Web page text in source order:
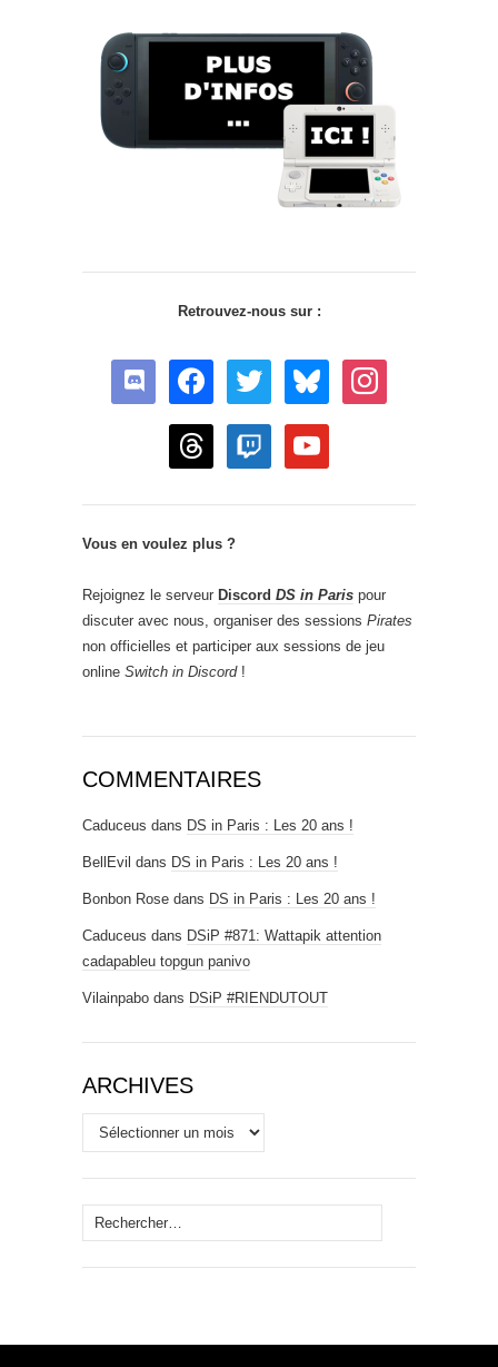
Retrouvez-nous sur :
discord facebook twitter bluesky instagram
threads twitch youtube
Vous en voulez plus ?
Rejoignez le serveur Discord DS in Paris pour
discuter avec nous, organiser des sessions Pirates
non officielles et participer aux sessions de jeu
online Switch in Discord!
COMMENTAIRES
Caduceus dans DS in Paris : Les 20 ans !
BellEvil dans DS in Paris : Les 20 ans !
Bonbon Rose dans DS in Paris : Les 20 ans !
Caduceus dans DSiP #871: Wattapik attention
cadapableu topgun panivo
Vilainpabo dans DSiP #RIENDUTOUT
ARCHIVES
Archives
Rechercher :